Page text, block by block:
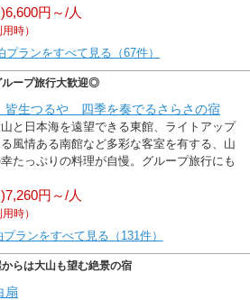
円～/人
時）
プランをすべて見る（67件）
ループ旅行大歓迎◎
生つるや 四季を奏でるさらさの宿
と日本海を遠望できる東館、ライトアップ
風情ある南館など多彩な客室を有する、山
たっぷりの料理が自慢。グループ旅行にも
円～/人
時）
ランをすべて見る（131件）
らは大山も望む絶景の宿
扇